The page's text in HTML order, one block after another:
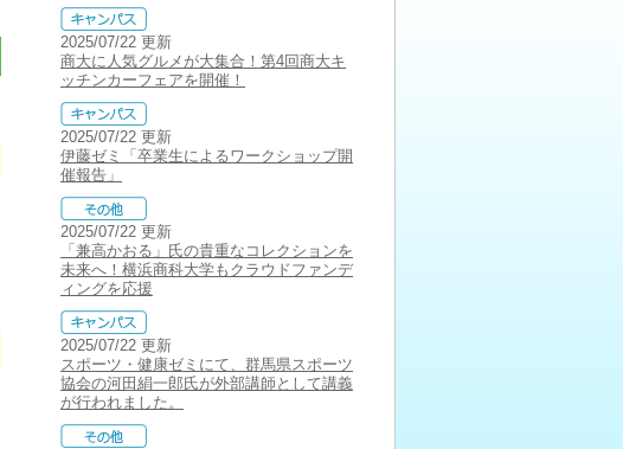
2025/07/22 更新
商大に人気グルメが大集合！第4回商大キ
ッチンカーフェアを開催！
2025/07/22 更新
伊藤ゼミ「卒業生によるワークショップ開
催報告」
2025/07/22 更新
「兼高かおる」氏の貴重なコレクションを
未来へ！横浜商科大学もクラウドファンデ
ィングを応援
2025/07/22 更新
スポーツ・健康ゼミにて、群馬県スポーツ
協会の河田絹一郎氏が外部講師として講義
が行われました。